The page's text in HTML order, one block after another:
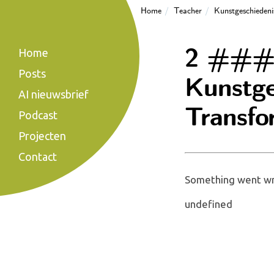
Home Teacher
Home
Posts
AI nieuwsbrief
Podcast
Projecten
Contact
2 ###
Something went
undefined